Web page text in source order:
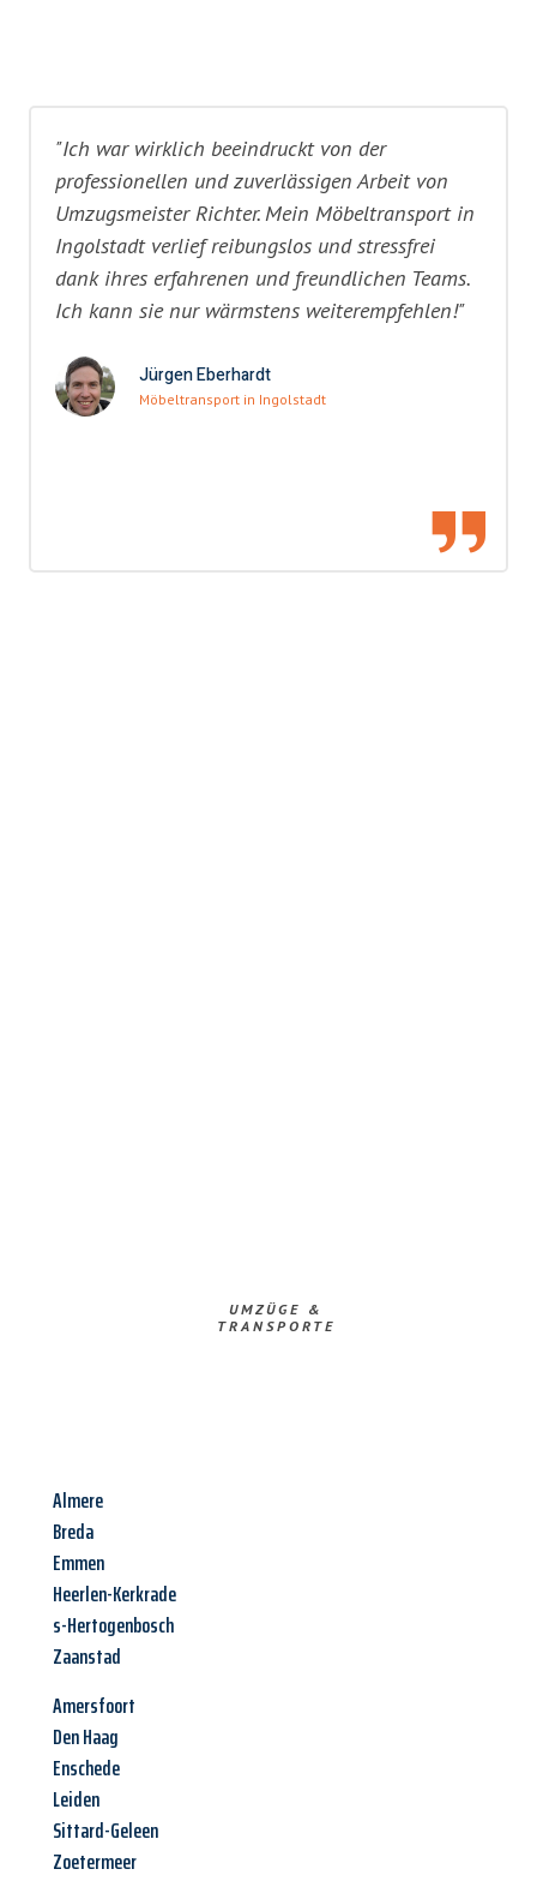
"Ich war wirklich beeindruckt von der
professionellen und zuverlässigen Arbeit von
Umzugsmeister Richter. Mein Möbeltransport in
Ingolstadt verlief reibungslos und stressfrei
dank ihres erfahrenen und freundlichen Teams.
Ich kann sie nur wärmstens weiterempfehlen!"
Jürgen Eberhardt
Möbeltransport in Ingolstadt
UMZÜGE &
TRANSPORTE
Almere
Breda
Emmen
Heerlen-Kerkrade
s-Hertogenbosch
Zaanstad
Amersfoort
Den Haag
Enschede
Leiden
Sittard-Geleen
Zoetermeer